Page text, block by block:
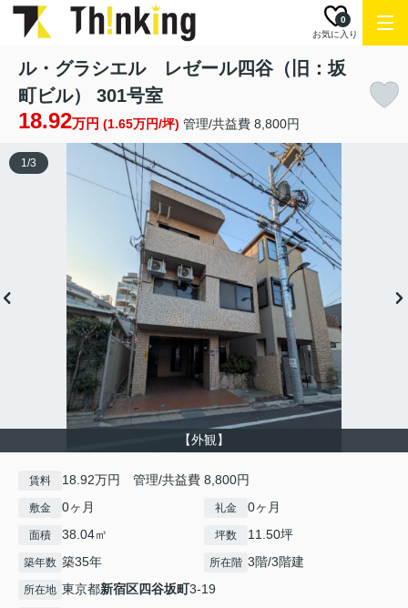
お気に入り
0
ル・グラシエル レゼール四谷（旧：坂
町ビル） 301号室
18.92万円 (1.65万円/坪) 管理/共益費 8,800円
【外観】
1/3
賃料 18.92万円 管理/共益費 8,800円
敷金 0ヶ月 礼金 0ヶ月
面積 38.04㎡ 坪数 11.50坪
築年数 築35年 所在階 3階/3階建
所在地 東京都新宿区四谷坂町3-19